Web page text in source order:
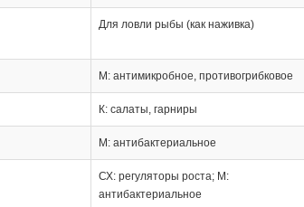
Для ловли рыбы (как наживка)
М: антимикробное, противогрибковое
К: салаты, гарниры
М: антибактериальное
СХ: регуляторы роста; М:
антибактериальное